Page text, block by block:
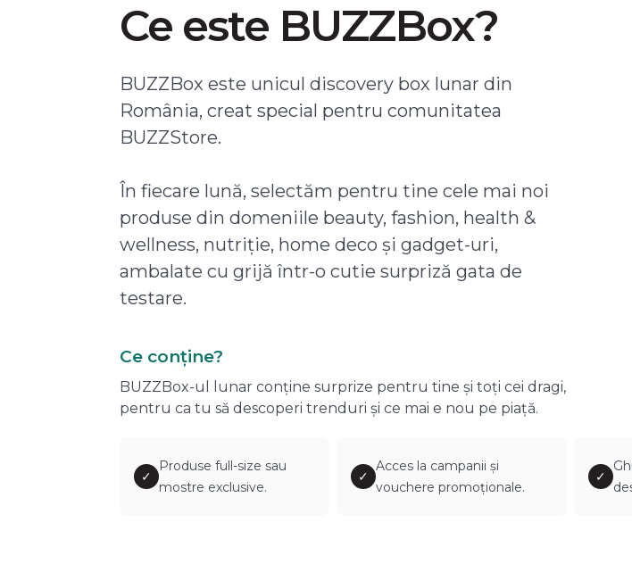
Ce este BUZZBox?
BUZZBox este unicul discovery box lunar din
România, creat special pentru comunitatea
BUZZStore.
În fiecare lună, selectăm pentru tine cele mai noi
produse din domeniile beauty, fashion, health &
wellness, nutriție, home deco și gadget-uri,
ambalate cu grijă într-o cutie surpriză gata de
testare.
Ce conține?
BUZZBox-ul lunar conține surprize pentru tine și toți cei dragi,
pentru ca tu să descoperi trenduri și ce mai e nou pe piață.
✓
Produse full-size sau
mostre exclusive.
✓
Acces la campanii și
vouchere promoționale.
✓